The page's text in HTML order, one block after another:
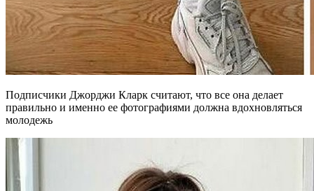
Подписчики Джорджи Кларк считают, что все она делает
правильно и именно ее фотографиями должна вдохновляться
молодежь